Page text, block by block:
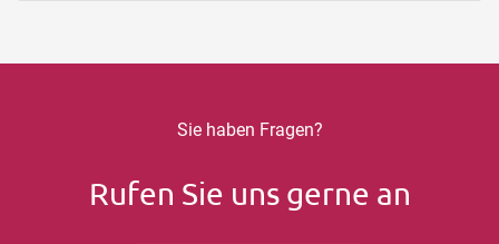
Sie haben Fragen?
Rufen Sie uns gerne an